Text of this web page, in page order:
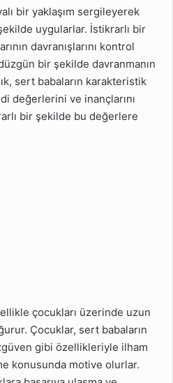
bir yaklaşım sergileyerek
uygularlar. İstikrarlı bir
davranışlarını kontrol
bir şekilde davranmanın
sert babaların karakteristik
değerlerini ve inançlarını
bir şekilde bu değerlere
çocukları üzerinde uzun
Çocuklar, sert babaların
gibi özellikleriyle ilham
konusunda motive olurlar.